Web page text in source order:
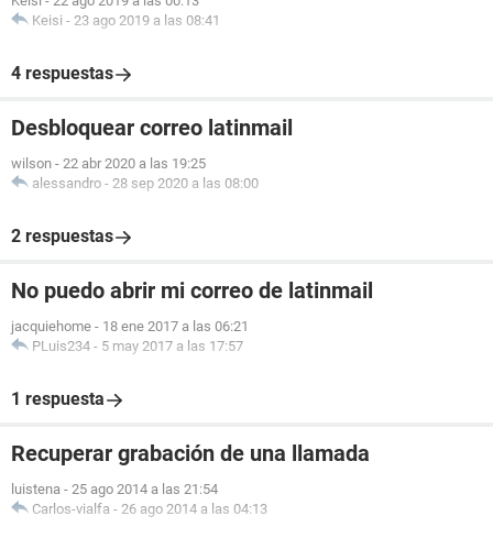
Keisi - 23 ago 2019 a las 08:41
4 respuestas
Desbloquear correo latinmail
wilson - 22 abr 2020 a las 19:25
alessandro - 28 sep 2020 a las 08:00
2 respuestas
No puedo abrir mi correo de latinmail
jacquiehome - 18 ene 2017 a las 06:21
PLuis234 - 5 may 2017 a las 17:57
1 respuesta
Recuperar grabación de una llamada
luistena - 25 ago 2014 a las 21:54
Carlos-vialfa - 26 ago 2014 a las 04:13